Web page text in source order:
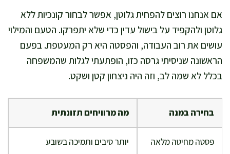
אם אנחנו רוצים להפחית גלוטן, אפשר לבחור קונכיות ללא
גלוטן ולהקפיד על בישול עדין כדי שלא יתפרקו. הטעם והמילוי
עושים את רוב העבודה, והפסטה היא רק המעטפת. בפעם
הראשונה שניסיתי גרסה כזו, הופתעתי לגלות שהמשפחה
בכלל לא שמה לב, וזה היה ניצחון קטן ושקט.
בחירה במנה מה מרוויחים תזונתית
פסטה מחיטה מלאה יותר סיבים ותמיכה בשובע